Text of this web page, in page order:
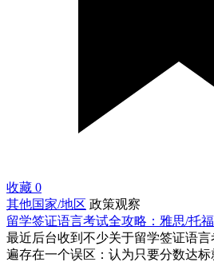
收藏 0
其他国家/地区 政策观察
留学签证语言考试全攻略：雅思/托
最近后台收到不少关于留学签证语
遍存在一个误区：认为只要分数达